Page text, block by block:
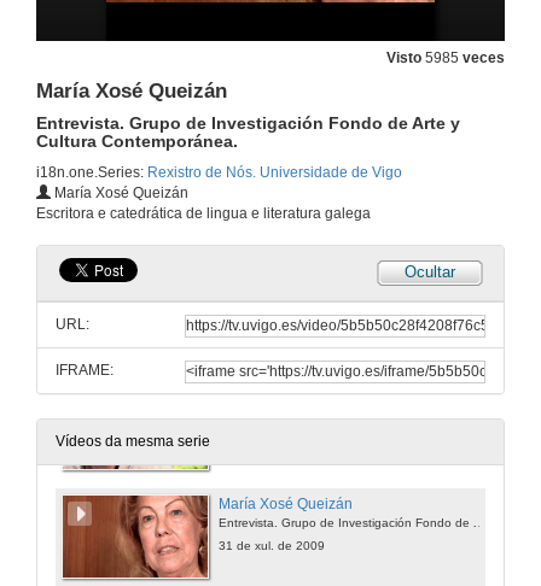
Visto 5985 veces
María Xosé Queizán
Entrevista. Grupo de Investigación Fondo de Arte y
Cultura Contemporánea.
i18n.one.Series: Rexistro de Nós. Universidade de Vigo
María Xosé Queizán
Escritora e catedrática de lingua e literatura galega
Ocultar
URL:
IFRAME:
Vídeos da mesma serie
31 de xul. de 2009
31 de xul. de 2009
31 de xul. de 2009
Entrevista. Grupo de Investigación Fondo de Arte e Cultura Contemporánea.
31 de xul. de 2009
Elena Colmeiro González
María Xosé Queizán
31 de xul. de 2009